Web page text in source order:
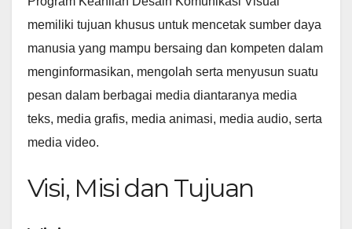
memiliki tujuan khusus untuk mencetak sumber daya
manusia yang mampu bersaing dan kompeten dalam
menginformasikan, mengolah serta menyusun suatu
pesan dalam berbagai media diantaranya media
teks, media grafis, media animasi, media audio, serta
media video.
Visi, Misi dan Tujuan